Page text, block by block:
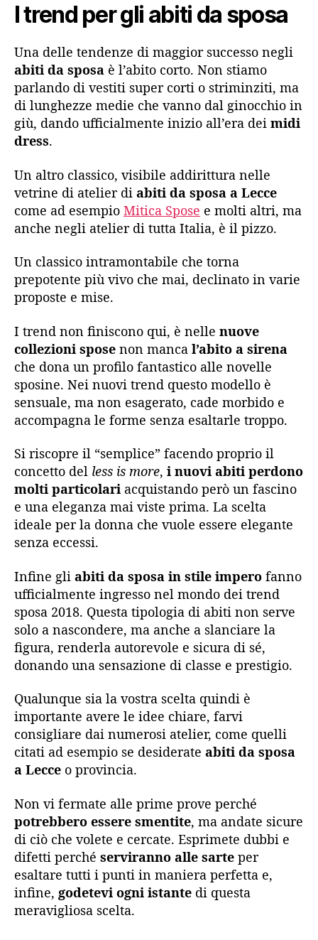
I trend per gli abiti da sposa
Una delle tendenze di maggior successo negli
abiti da sposa è l’abito corto. Non stiamo
parlando di vestiti super corti o striminziti, ma
di lunghezze medie che vanno dal ginocchio in
giù, dando ufficialmente inizio all’era dei midi
dress.
Un altro classico, visibile addirittura nelle
vetrine di atelier di abiti da sposa a Lecce
come ad esempio Mitica Spose e molti altri, ma
anche negli atelier di tutta Italia, è il pizzo.
Un classico intramontabile che torna
prepotente più vivo che mai, declinato in varie
proposte e mise.
I trend non finiscono qui, è nelle nuove
collezioni spose non manca l’abito a sirena
che dona un profilo fantastico alle novelle
sposine. Nei nuovi trend questo modello è
sensuale, ma non esagerato, cade morbido e
accompagna le forme senza esaltarle troppo.
Si riscopre il “semplice” facendo proprio il
concetto del less is more, i nuovi abiti perdono
molti particolari acquistando però un fascino
e una eleganza mai viste prima. La scelta
ideale per la donna che vuole essere elegante
senza eccessi.
Infine gli abiti da sposa in stile impero fanno
ufficialmente ingresso nel mondo dei trend
sposa 2018. Questa tipologia di abiti non serve
solo a nascondere, ma anche a slanciare la
figura, renderla autorevole e sicura di sé,
donando una sensazione di classe e prestigio.
Qualunque sia la vostra scelta quindi è
importante avere le idee chiare, farvi
consigliare dai numerosi atelier, come quelli
citati ad esempio se desiderate abiti da sposa
a Lecce o provincia.
Non vi fermate alle prime prove perché
potrebbero essere smentite, ma andate sicure
di ciò che volete e cercate. Esprimete dubbi e
difetti perché serviranno alle sarte per
esaltare tutti i punti in maniera perfetta e,
infine, godetevi ogni istante di questa
meravigliosa scelta.